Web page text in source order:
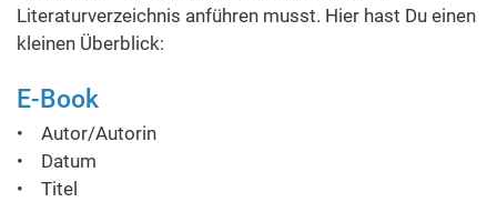
Literaturverzeichnis anführen musst. Hier hast Du einen
kleinen Überblick:
E-Book
• Autor/Autorin
• Datum
• Titel